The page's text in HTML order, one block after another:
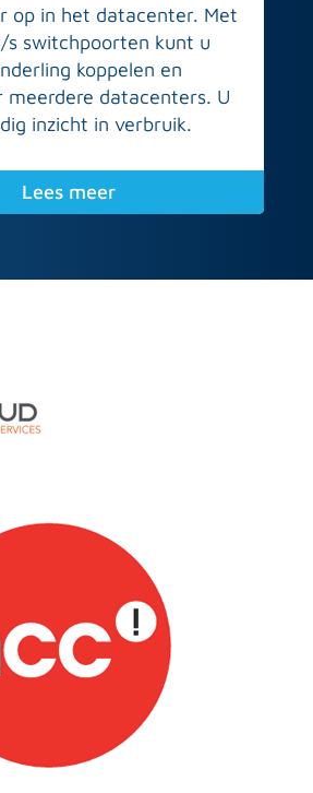
op in het datacenter. Met
s switchpoorten kunt u
koppelen en
meerdere datacenters. U
inzicht in verbruik.
Lees meer